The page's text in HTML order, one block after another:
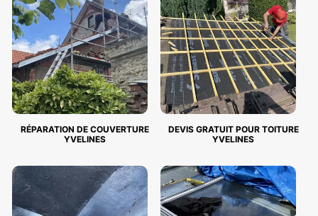
RÉPARATION DE COUVERTURE
YVELINES
DEVIS GRATUIT POUR TOITURE
YVELINES